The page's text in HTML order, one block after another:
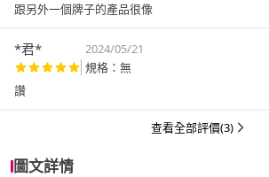
跟另外一個牌子的產品很像
*君* 2024/05/21
規格：無
讚
查看全部評價(3)
圖文詳情